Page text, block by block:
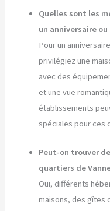
Quelles sont les
un anniversaire
Pour un
privilégiez une
avec des
et une vue
établissements
spéciales pour ces
Peut-on trouver
quartiers de
Oui, différents
maisons, des gîtes